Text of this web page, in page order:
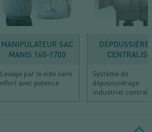
MANIPULATEUR SAC
MANIS 160-1700
Levage par le vide sans
effort avec potence
CENTRALISÉ
Système de
dépoussiérage
industriel